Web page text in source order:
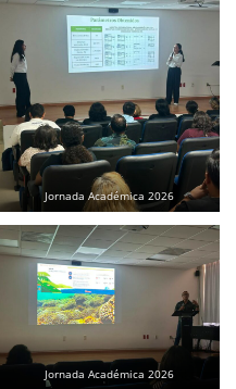
Jornada Académica 2026
Jornada Académica 2026